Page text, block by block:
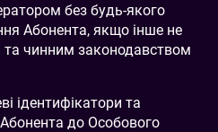
без будь-якого
Абонента, якщо інше не
чинним законодавством
ідентифікатори та
до Особового